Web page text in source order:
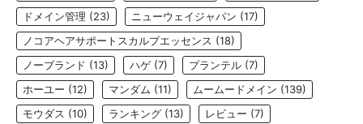
ドメイン管理 (23) ニューウェイジャパン (17)
ノコアヘアサポートスカルプエッセンス (18)
ノーブランド (13) ハゲ (7) プランテル (7)
ホーユー (12) マンダム (11) ムームードメイン (139)
モウダス (10) ランキング (13) レビュー (7)